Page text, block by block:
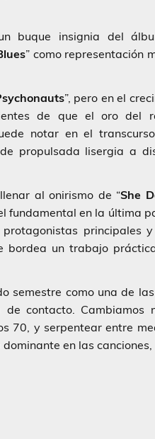
buque insignia del
” como representación
”, pero en el
de que el oro del
notar en el
propulsada lisergia a
al onirismo de “She
fundamental en la última
principales y
bordea un trabajo
semestre como una de
contacto. Cambiamos
70, y serpentear entre
en las